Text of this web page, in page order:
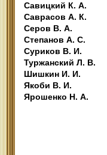
Савицкий К. А.
Саврасов А. К.
Серов В. А.
Степанов А. С.
Суриков В. И.
Туржанский Л. В.
Шишкин И. И.
Якоби В. И.
Ярошенко Н. А.